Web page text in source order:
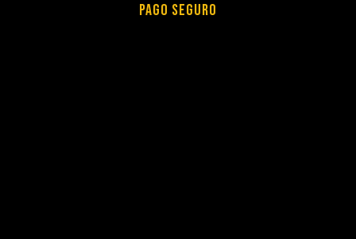
PAGO SEGURO